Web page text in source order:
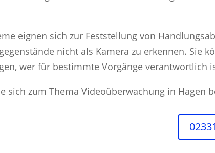
eignen sich zur Feststellung von
nicht als Kamera zu erkennen. Sie
wer für bestimmte Vorgänge verantwortlich
sich zum Thema Videoüberwachung in Hagen